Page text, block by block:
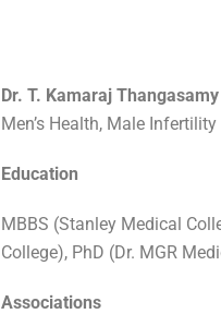
Dr. T. Kamaraj Thangasamy
Men’s Health, Male
Education
MBBS (Stanley Medical
College), PhD (Dr. MGR
Associations